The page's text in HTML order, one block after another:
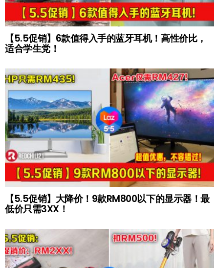
【5.5促销】6款值得入手的蓝牙耳机！高性价比，
适合学生党！
【5.5促销】大降价！9款RM800以下的显示器！最
低价只需3XX！